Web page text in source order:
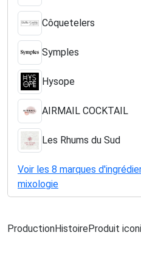
Côquetelers
Symples
Hysope
AIRMAIL COCKTAIL
Les Rhums du Sud
Voir les 8 marques
mixologie
ProductionHistoireProduit